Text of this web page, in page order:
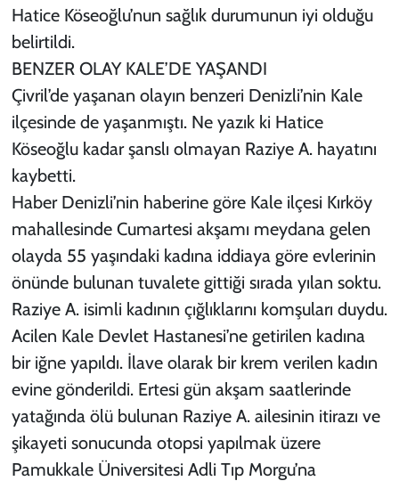
Hatice Köseoğlu’nun sağlık durumunun iyi olduğu
belirtildi.
BENZER OLAY KALE’DE YAŞANDI
Çivril’de yaşanan olayın benzeri Denizli’nin Kale
ilçesinde de yaşanmıştı. Ne yazık ki Hatice
Köseoğlu kadar şanslı olmayan Raziye A. hayatını
kaybetti.
Haber Denizli’nin haberine göre Kale ilçesi Kırköy
mahallesinde Cumartesi akşamı meydana gelen
olayda 55 yaşındaki kadına iddiaya göre evlerinin
önünde bulunan tuvalete gittiği sırada yılan soktu.
Raziye A. isimli kadının çığlıklarını komşuları duydu.
Acilen Kale Devlet Hastanesi’ne getirilen kadına
bir iğne yapıldı. İlave olarak bir krem verilen kadın
evine gönderildi. Ertesi gün akşam saatlerinde
yatağında ölü bulunan Raziye A. ailesinin itirazı ve
şikayeti sonucunda otopsi yapılmak üzere
Pamukkale Üniversitesi Adli Tıp Morgu’na